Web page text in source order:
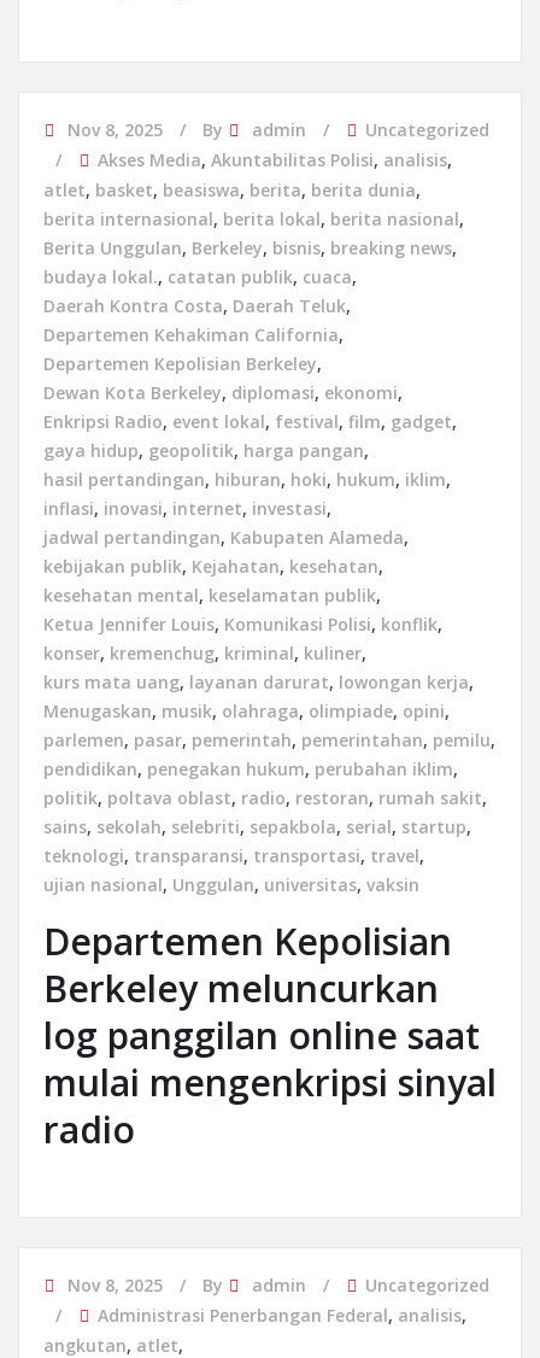
Nov 8, 2025 By admin
Uncategorized
Akses Media, Akuntabilitas Polisi, analisis,
atlet, basket, beasiswa, berita, berita dunia,
berita internasional, berita lokal, berita nasional,
Berita Unggulan, Berkeley, bisnis, breaking news,
budaya lokal., catatan publik, cuaca,
Daerah Kontra Costa, Daerah Teluk,
Departemen Kehakiman California,
Departemen Kepolisian Berkeley,
Dewan Kota Berkeley, diplomasi, ekonomi,
Enkripsi Radio, event lokal, festival, film, gadget,
gaya hidup, geopolitik, harga pangan,
hasil pertandingan, hiburan, hoki, hukum, iklim,
inflasi, inovasi, internet, investasi,
jadwal pertandingan, Kabupaten Alameda,
kebijakan publik, Kejahatan, kesehatan,
kesehatan mental, keselamatan publik,
Ketua Jennifer Louis, Komunikasi Polisi, konflik,
konser, kremenchug, kriminal, kuliner,
kurs mata uang, layanan darurat, lowongan kerja,
Menugaskan, musik, olahraga, olimpiade, opini,
parlemen, pasar, pemerintah, pemerintahan, pemilu,
pendidikan, penegakan hukum, perubahan iklim,
politik, poltava oblast, radio, restoran, rumah sakit,
sains, sekolah, selebriti, sepakbola, serial, startup,
teknologi, transparansi, transportasi, travel,
ujian nasional, Unggulan, universitas, vaksin
Departemen Kepolisian
Berkeley meluncurkan
log panggilan online saat
mulai mengenkripsi sinyal
radio
Nov 8, 2025 By admin
Uncategorized
Administrasi Penerbangan Federal, analisis,
angkutan, atlet,